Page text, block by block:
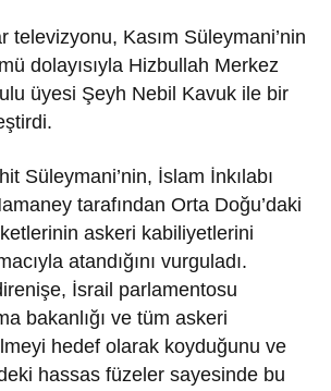
televizyonu, Kasım Süleymani’nin
dolayısıyla Hizbullah Merkez
üyesi Şeyh Nebil Kavuk ile bir
Süleymani’nin, İslam İnkılabı
tarafından Orta Doğu’daki
askeri kabiliyetlerini
atandığını vurguladı.
İsrail parlamentosu
bakanlığı ve tüm askeri
hedef olarak koyduğunu ve
hassas füzeler sayesinde bu